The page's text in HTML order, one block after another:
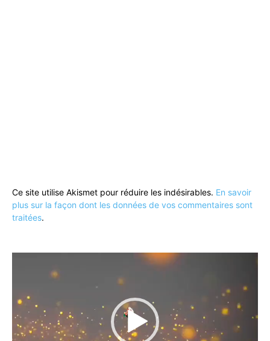
Ce site utilise Akismet pour réduire les indésirables. En savoir
plus sur la façon dont les données de vos commentaires sont
traitées.